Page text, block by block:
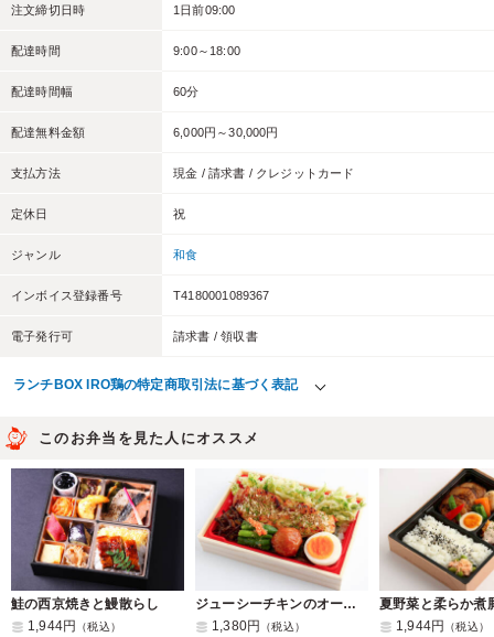
注文締切日時 1日前09:00
配達時間 9:00～18:00
配達時間幅 60分
配達無料金額 6,000円～30,000円
支払方法 現金 / 請求書 / クレジットカード
定休日 祝
ジャンル 和食
インボイス登録番号 T4180001089367
電子発行可 請求書 / 領収書
ランチBOX IRO鶏の特定商取引法に基づく表記
このお弁当を見た人にオススメ
鮭の西京焼きと鰻散らし
1,944円
（税込）
ジューシーチキンのオーブン焼き弁当
1,380円
（税込） 1,944円 （税込）